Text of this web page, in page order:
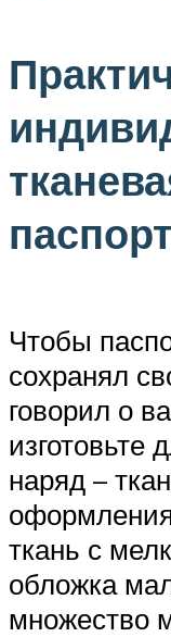
Чтобы
сохранял
говорил о
изготовьте
наряд –
ткань с
обложка
множество